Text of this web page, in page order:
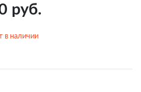
руб.
в наличии